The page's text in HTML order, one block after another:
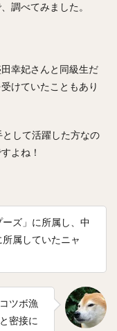
調べてみました。
幸妃さんと同級生だ
けていたこともあり
して活躍した方なの
よね！
ズ」に所属し、中
属していたニャ
ツボ漁
密接に
ふじおかゆうだい）
（ひらいかつのり）
（あいざわつばさ）
（よしかわなおき）